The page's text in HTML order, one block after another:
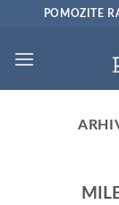
Preskoči
sadržaj
POMOZITE